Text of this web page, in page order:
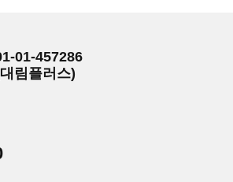
01-457286
림플러스)